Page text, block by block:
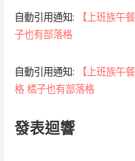
自動引用通知:
【上班族午
子也有部落格
自動引用通知:
【上班族午
格 橘子也有部落格
發表迴響